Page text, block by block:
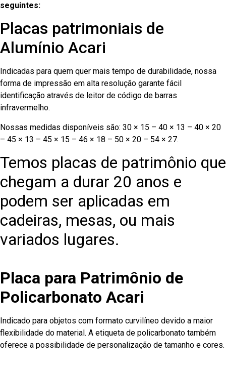
seguintes:
Placas patrimoniais de
Alumínio Acari
Indicadas para quem quer mais tempo de durabilidade, nossa
forma de impressão em alta resolução garante fácil
identificação através de leitor de código de barras
infravermelho.
Nossas medidas disponíveis são: 30 × 15 – 40 × 13 – 40 × 20
– 45 × 13 – 45 × 15 – 46 × 18 – 50 × 20 – 54 × 27.
Temos placas de patrimônio que
chegam a durar 20 anos e
podem ser aplicadas em
cadeiras, mesas, ou mais
variados lugares.
Placa para Patrimônio de
Policarbonato Acari
Indicado para objetos com formato curvilíneo devido a maior
flexibilidade do material. A etiqueta de policarbonato também
oferece a possibilidade de personalização de tamanho e cores.